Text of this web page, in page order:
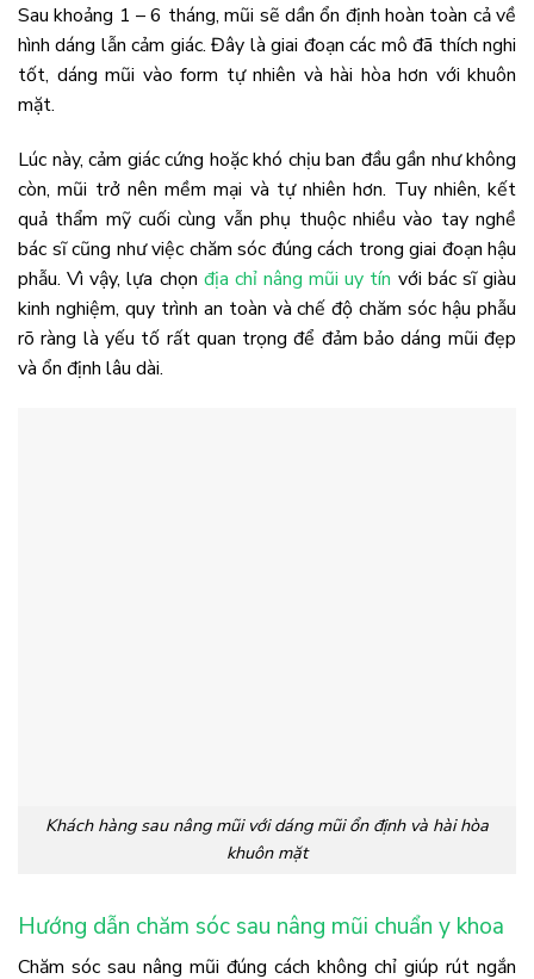
Sau khoảng 1 – 6 tháng, mũi sẽ dần ổn định hoàn toàn cả về
hình dáng lẫn cảm giác. Đây là giai đoạn các mô đã thích nghi
tốt, dáng mũi vào form tự nhiên và hài hòa hơn với khuôn
mặt.
Lúc này, cảm giác cứng hoặc khó chịu ban đầu gần như không
còn, mũi trở nên mềm mại và tự nhiên hơn. Tuy nhiên, kết
quả thẩm mỹ cuối cùng vẫn phụ thuộc nhiều vào tay nghề
bác sĩ cũng như việc chăm sóc đúng cách trong giai đoạn hậu
phẫu. Vì vậy, lựa chọn địa chỉ nâng mũi uy tín với bác sĩ giàu
kinh nghiệm, quy trình an toàn và chế độ chăm sóc hậu phẫu
rõ ràng là yếu tố rất quan trọng để đảm bảo dáng mũi đẹp
và ổn định lâu dài.
Khách hàng sau nâng mũi với dáng mũi ổn định và hài hòa
khuôn mặt
Hướng dẫn chăm sóc sau nâng mũi chuẩn y khoa
Chăm sóc sau nâng mũi đúng cách không chỉ giúp rút ngắn